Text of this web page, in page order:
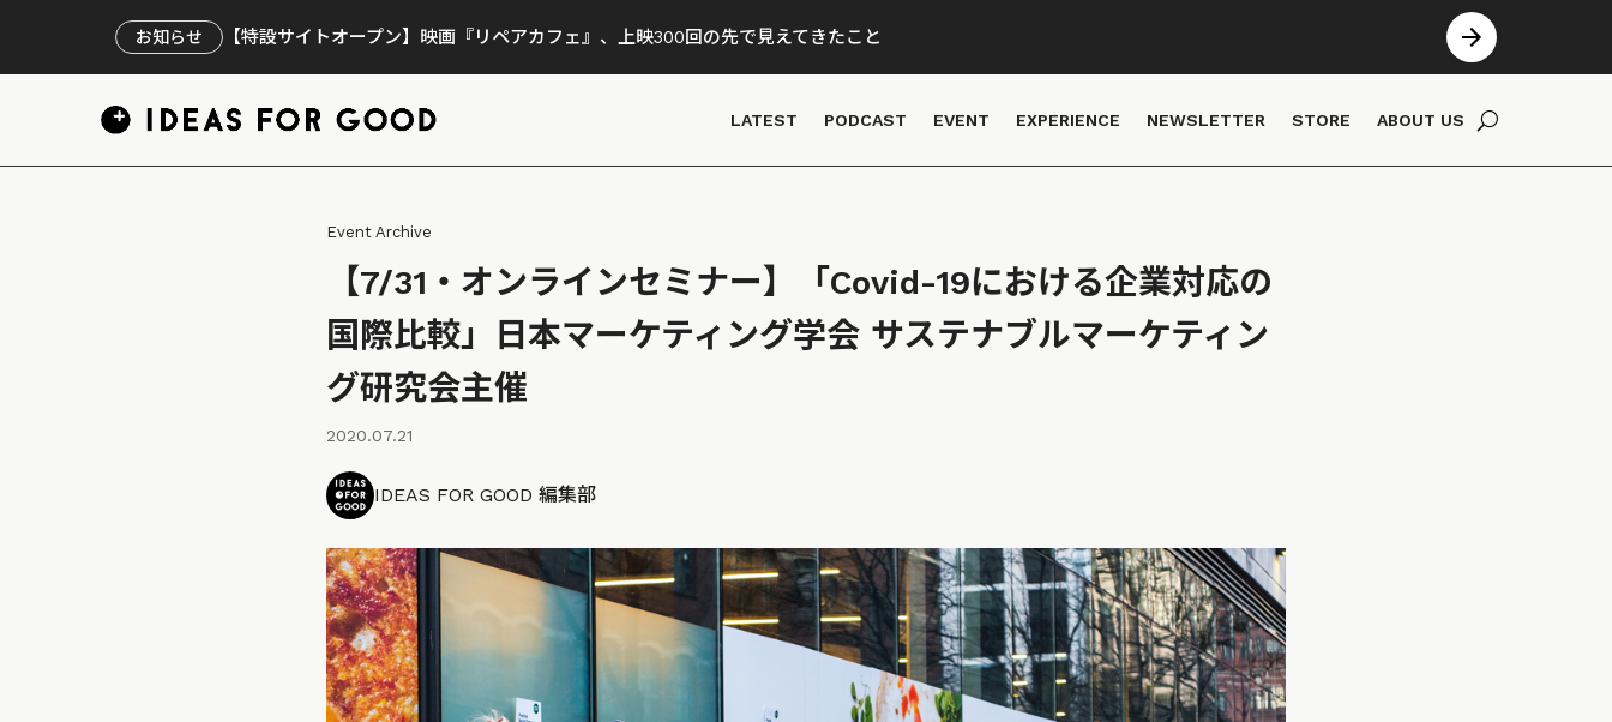
お知らせ 【特設サイトオープン】映画『リペアカフェ』、上映300回の先で見えてきたこと
LATEST PODCAST EVENT EXPERIENCE NEWSLETTER STORE ABOUT US
Event Archive
【7/31・オンラインセミナー】「Covid-19における企業対応の
国際比較」日本マーケティング学会 サステナブルマーケティン
グ研究会主催
2020.07.21
IDEAS FOR GOOD 編集部